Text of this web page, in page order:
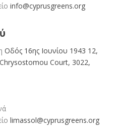
info@cyprusgreens.org
Οδός 16ης Ιουνίου 1943 12,
Court, 3022,
limassol@cyprusgreens.org